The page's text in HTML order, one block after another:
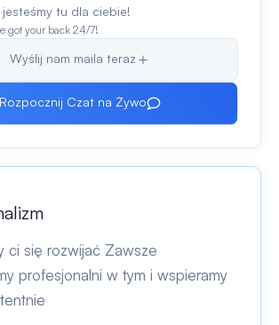
tu dla ciebie!
got your back 24/7!
Wyślij nam maila teraz
Rozpocznij Czat na Żywo
ci się rozwijać Zawsze
profesjonalni w tym i wspieramy